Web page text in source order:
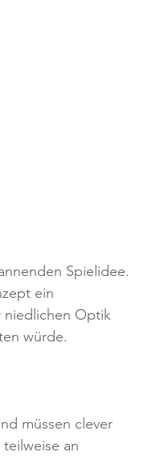
Spielidee.
ein
niedlichen Optik
würde.
müssen clever
an